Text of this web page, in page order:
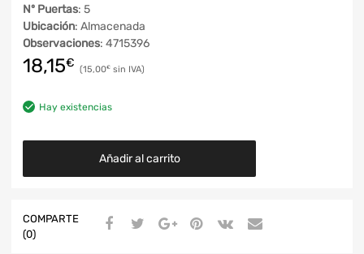
Nº Puertas: 5
Ubicación: Almacenada
Observaciones: 4715396
18,15€ 15,00€
Hay existencias
Añadir al carrito
COMPARTE
(0)